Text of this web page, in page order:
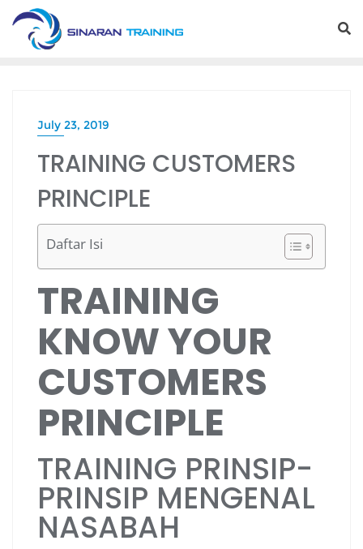
Skip
content
July 23, 2019
TRAINING CUSTOMERS
PRINCIPLE
Daftar Isi
TRAINING
KNOW YOUR
CUSTOMERS
PRINCIPLE
TRAINING PRINSIP-
PRINSIP MENGENAL
NASABAH